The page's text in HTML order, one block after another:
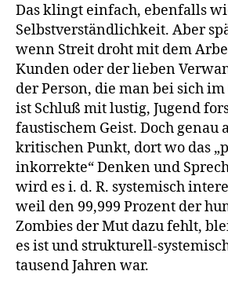
Das klingt einfach, ebenfalls
Selbstverständlichkeit. Aber
wenn Streit droht mit dem
Kunden oder der lieben
der Person, die man bei sich
ist Schluß mit lustig, Jugend
faustischem Geist. Doch genau
kritischen Punkt, dort wo das
inkorrekte“ Denken und
wird es i. d. R. systemisch
weil den 99,999 Prozent der
Zombies der Mut dazu fehlt,
es ist und strukturell-
tausend Jahren war.